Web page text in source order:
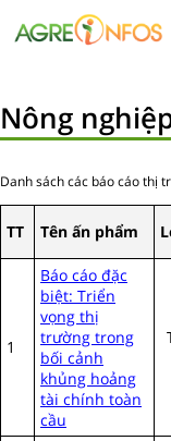
Nông
Danh sách các báo cáo thị
TT Tên ấn phẩm
1
Báo cáo đặc
biệt: Triển
vọng thị
trường trong
bối cảnh
khủng hoảng
tài chính toàn
cầu